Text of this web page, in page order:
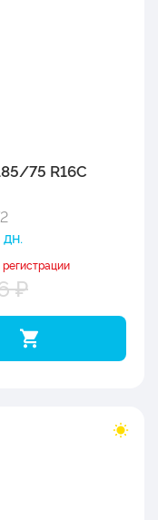
75 R16C
₽